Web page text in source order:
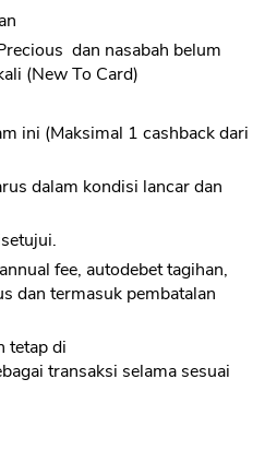
dan nasabah belum
(New To Card)
ini (Maksimal 1 cashback dari
dalam kondisi lancar dan
fee, autodebet tagihan,
dan termasuk pembatalan
tetap di
transaksi selama sesuai